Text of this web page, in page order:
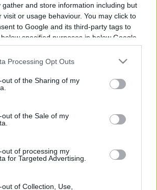
gather and store information including but
visit or usage behaviour. You may click to
to Google and its third-party tags to
specified purposes in below Google
Processing Opt Outs
out of the Sharing of my
out of the Sale of my
out of processing my
for Targeted Advertising.
of Collection, Use,
Tel Aviv(équipe fondée en
vendredi 02 janvier 2026 à
rencontre de Euroleague
sera
en France sur la chaine
Euroleague
, n'hésitez pas à
chez notre partenaire
qui sélectionne l'actu basket
médias, et propose